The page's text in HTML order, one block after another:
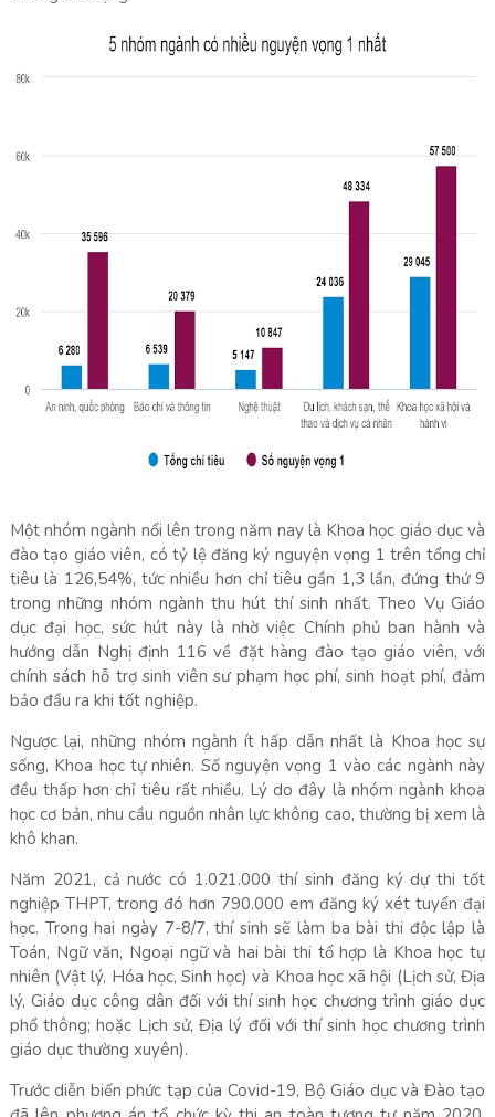
Một nhóm ngành nổi lên trong năm nay là Khoa học giáo dục và
đào tạo giáo viên, có tỷ lệ đăng ký nguyện vọng 1 trên tổng chỉ
tiêu là 126,54%, tức nhiều hơn chỉ tiêu gần 1,3 lần, đứng thứ 9
trong những nhóm ngành thu hút thí sinh nhất. Theo Vụ Giáo
dục đại học, sức hút này là nhờ việc Chính phủ ban hành và
hướng dẫn Nghị định 116 về đặt hàng đào tạo giáo viên, với
chính sách hỗ trợ sinh viên sư phạm học phí, sinh hoạt phí, đảm
bảo đầu ra khi tốt nghiệp.
Ngược lại, những nhóm ngành ít hấp dẫn nhất là Khoa học sự
sống, Khoa học tự nhiên. Số nguyện vọng 1 vào các ngành này
đều thấp hơn chỉ tiêu rất nhiều. Lý do đây là nhóm ngành khoa
học cơ bản, nhu cầu nguồn nhân lực không cao, thường bị xem là
khô khan.
Năm 2021, cả nước có 1.021.000 thí sinh đăng ký dự thi tốt
nghiệp THPT, trong đó hơn 790.000 em đăng ký xét tuyển đại
học. Trong hai ngày 7-8/7, thí sinh sẽ làm ba bài thi độc lập là
Toán, Ngữ văn, Ngoại ngữ và hai bài thi tổ hợp là Khoa học tự
nhiên (Vật lý, Hóa học, Sinh học) và Khoa học xã hội (Lịch sử, Địa
lý, Giáo dục công dân đối với thí sinh học chương trình giáo dục
phổ thông; hoặc Lịch sử, Địa lý đối với thí sinh học chương trình
giáo dục thường xuyên).
Trước diễn biến phức tạp của Covid-19, Bộ Giáo dục và Đào tạo